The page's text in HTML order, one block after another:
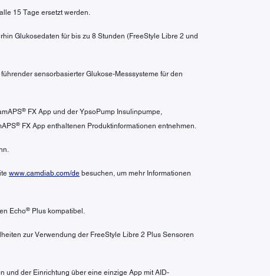
15 Tage ersetzt werden.
Glukosedaten für bis zu 8 Stunden (FreeStyle Libre 2 und
sensorbasierter Glukose-Messsysteme für den
® FX App und der YpsoPump Insulinpumpe,
® FX App enthaltenen Produktinformationen entnehmen.
www.camdiab.com/de besuchen, um mehr Informationen
Echo® Plus kompatibel.
zur Verwendung der FreeStyle Libre 2 Plus Sensoren
und der Einrichtung über eine einzige App mit AID-